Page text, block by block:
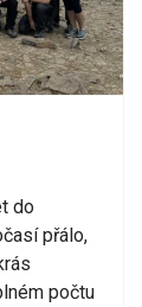
do
přálo,
počtu